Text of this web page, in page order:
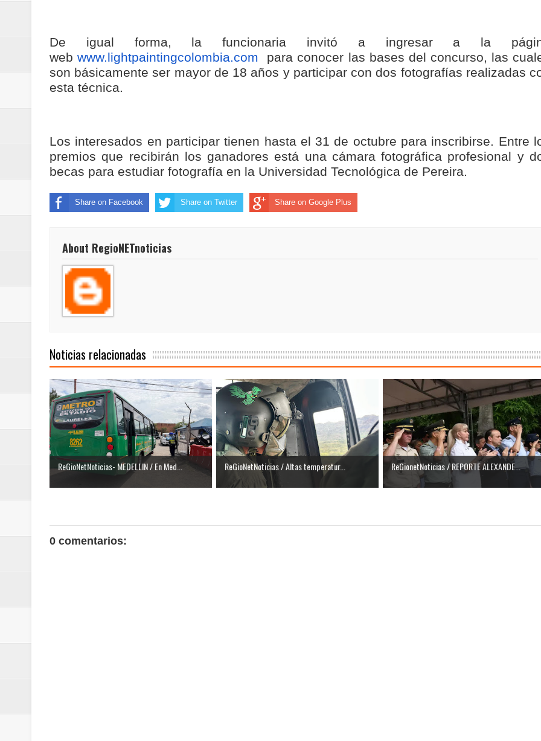
ReGioNetNoticias- MEDELLIN / En Medellín fue inmovilizado un bus que estaba siendo lavado
excedió límites de emisión de gases contaminantes
ReGioNetNoticias / Altas temperaturas ponen en máxima alerta al Tolima
Regionetnoticias / En solo dos años y siete meses, la Fábrica de Licores del Tolima alcanzó el 94
De igual forma, la funcionaria invitó a ingresar a la
webwww.lightpaintingcolombia.com para conocer las bases del concurso, las
son básicamente ser mayor de 18 años y participar con dos fotografías realizadas
esta técnica.
Los interesados en participar tienen hasta el 31 de octubre para inscribirse. Entre
premios que recibirán los ganadores está una cámara fotográfica profesional y
becas para estudiar fotografía en la Universidad Tecnológica de Pereira.
Share on Facebook Share on Twitter Share on Google Plus
About RegioNETnoticias
Noticias relacionadas
ReGioNetNoticias- MEDELLIN / En Med... ReGioNetNoticias / Altas temperatur... ReGionetNoticias / REPORTE ALEXANDE...
0 comentarios: